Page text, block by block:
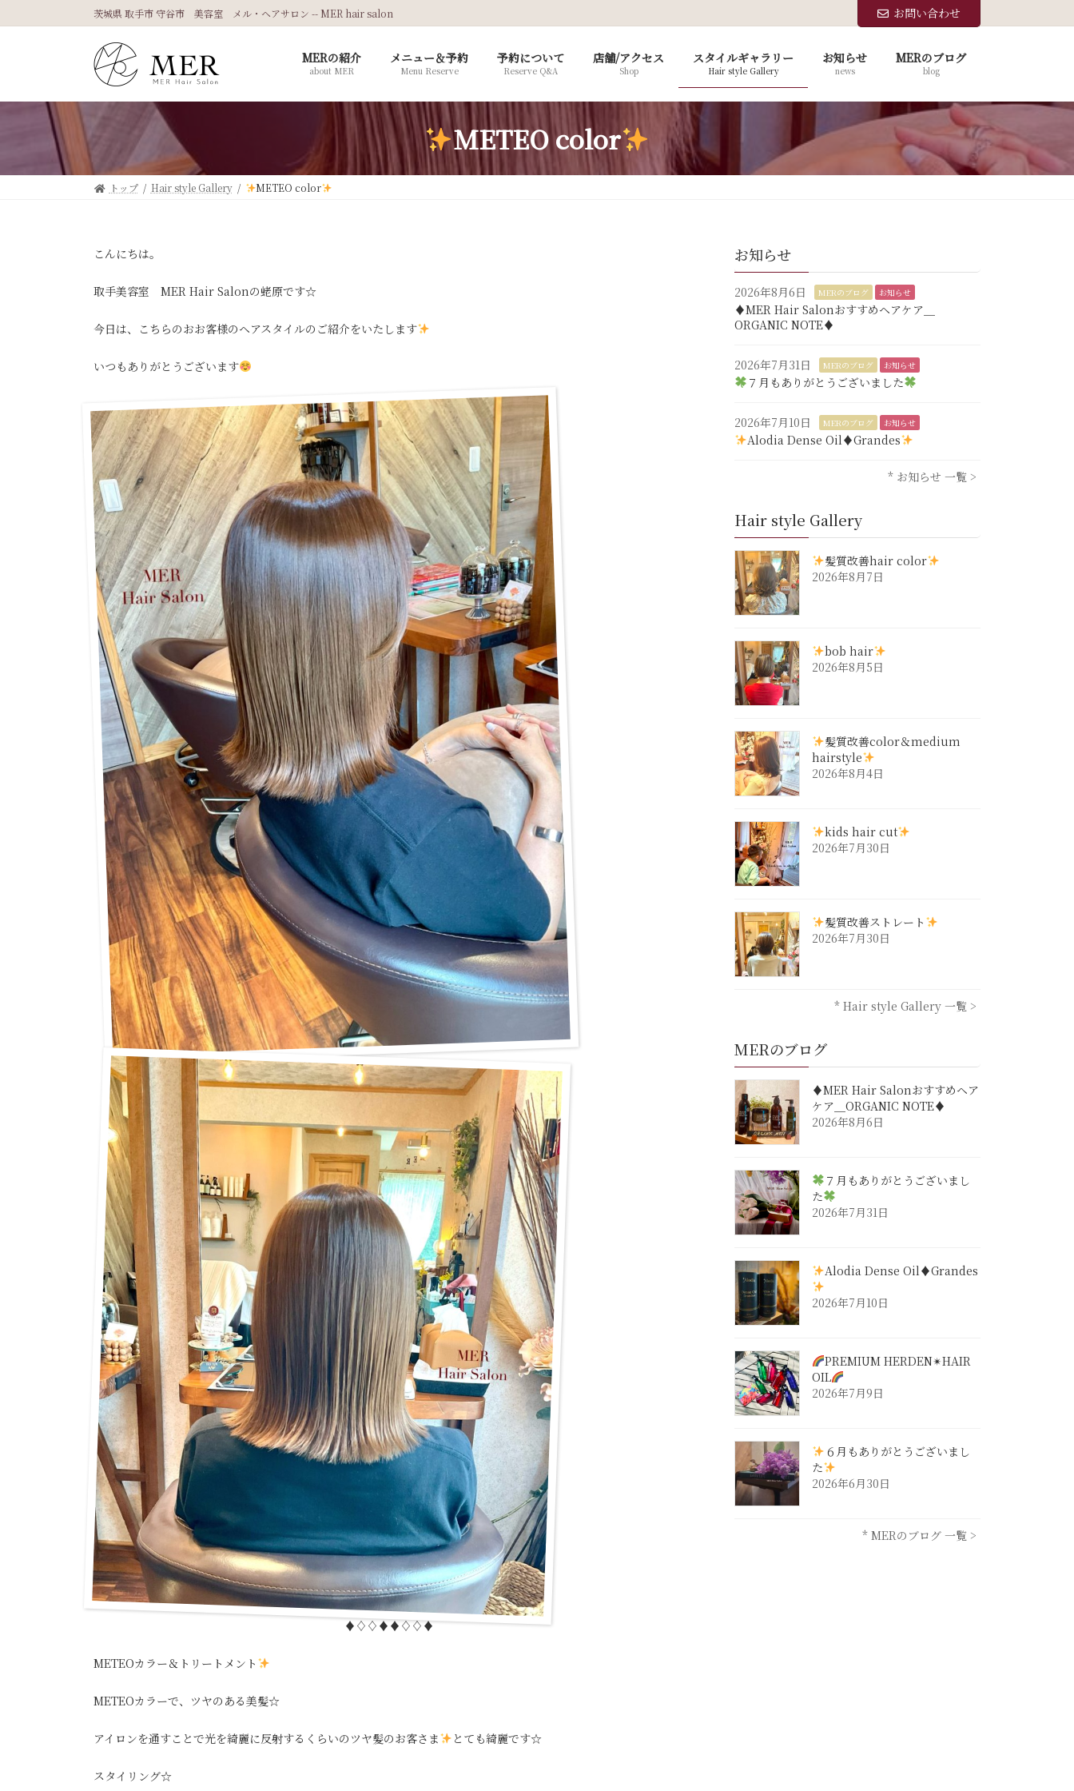
ン
へ
プ
ビ
ョ
動
茨城県 取手市 守谷市 美容室 メル・ヘアサロン -- MER hair salon お問い合わせ
MERの紹介
about MER
メニュー＆予約
Menu Reserve
予約について
Reserve Q&A
店舗/アクセス
Shop
スタイルギャラリー
Hair style Gallery
お知らせ
news
MERのブログ
blog
METEO color
トップ Hair style Gallery METEO color
こんにちは。
取手美容室 MER Hair Salonの蛯原です☆
今日は、こちらのおお客様のヘアスタイルのご紹介をいたします
いつもありがとうございます
♦︎♢♢♦︎♦︎♢♢♦︎
METEOカラー＆トリートメント
METEOカラーで、ツヤのある美髪☆
アイロンを通すことで光を綺麗に反射するくらいのツヤ髪のお客さま とても綺麗です☆
スタイリング☆
お知らせ
2026年8月6日 MERのブログ お知らせ
♦︎MER Hair Salonおすすめヘアケア＿
ORGANIC NOTE♦︎
2026年7月31日 MERのブログ お知らせ
７月もありがとうございました
2026年7月10日 MERのブログ お知らせ
Alodia Dense Oil♦︎Grandes
* お知らせ 一覧 >
Hair style Gallery
髪質改善hair color
2026年8月7日
bob hair
2026年8月5日
髪質改善color＆medium
hairstyle
2026年8月4日
kids hair cut
2026年7月30日
髪質改善ストレート
2026年7月30日
* Hair style Gallery 一覧 >
MERのブログ
♦︎MER Hair Salonおすすめヘア
ケア＿ORGANIC NOTE♦︎
2026年8月6日
７月もありがとうございまし
た
2026年7月31日
Alodia Dense Oil♦︎Grandes
2026年7月10日
PREMIUM HERDEN✴︎HAIR
OIL
2026年7月9日
６月もありがとうございまし
た
2026年6月30日
* MERのブログ 一覧 >